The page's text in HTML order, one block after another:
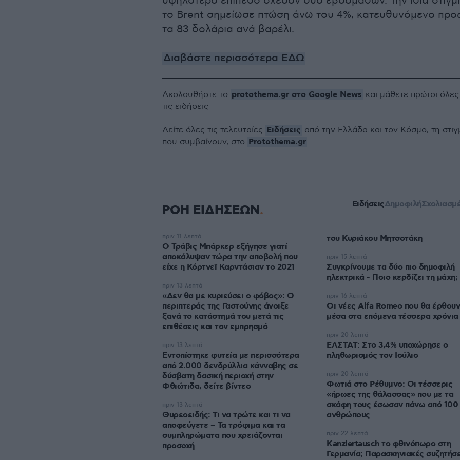
το Brent σημείωσε πτώση άνω του 4%, κατευθυνόμενο
τα 83 δολάρια ανά βαρέλι.
Διαβάστε περισσότερα ΕΔΩ
Ακολουθήστε το protothema.gr στο Google News και μάθετε πρώτοι όλες
τις ειδήσεις
Δείτε όλες τις τελευταίες Ειδήσεις από την Ελλάδα και τον Κόσμο, τη
που συμβαίνουν, στο Protothema.gr
ΡΟΗ ΕΙΔΗΣΕΩΝ ΕιδήσειςΔημοφιλή
O Τράβις Μπάρκερ εξήγησε γιατί
αποκάλυψαν τώρα την αποβολή που
είχε η Κόρτνεϊ Καρντάσιαν το 2021
πριν 11 λεπτά
«Δεν θα με κυριεύσει ο φόβος»: Ο
περιπτεράς της Γαστούνης άνοιξε
ξανά το κατάστημά του μετά τις
επιθέσεις και τον εμπρησμό
πριν 13 λεπτά
Εντοπίστηκε φυτεία με περισσότερα
από 2.000 δενδρύλλια κάνναβης σε
δύσβατη δασική περιοχή στην
Φθιώτιδα, δείτε βίντεο
πριν 13 λεπτά
Θυρεοειδής: Τι να τρώτε και τι να
αποφεύγετε – Τα τρόφιμα και τα
συμπληρώματα που χρειάζονται
προσοχή
πριν 13 λεπτά
του Κυριάκου Μητσοτάκη
Συγκρίνουμε τα δύο πιο δημοφιλή
ηλεκτρικά - Ποιο κερδίζει τη μάχη;
πριν 15 λεπτά
Οι νέες Alfa Romeo που θα έρθουν
μέσα στα επόμενα τέσσερα χρόνια
πριν 16 λεπτά
ΕΛΣΤΑΤ: Στο 3,4% υποχώρησε ο
πληθωρισμός τον Ιούλιο
πριν 20 λεπτά
Φωτιά στο Ρέθυμνο: Οι τέσσερις
«ήρωες της θάλασσας» που με τα
σκάφη τους έσωσαν πάνω από 100
ανθρώπους
πριν 20 λεπτά
Kanzlertausch το φθινόπωρο στη
Γερμανία; Παρασκηνιακές
πριν 22 λεπτά